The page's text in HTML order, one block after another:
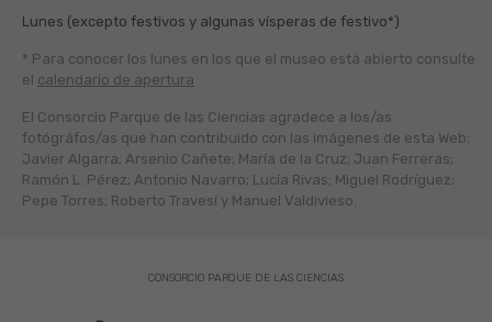
Lunes (excepto festivos y algunas vísperas de festivo*)
* Para conocer los lunes en los que el museo está abierto consulte
el calendario de apertura
El Consorcio Parque de las Ciencias agradece a los/as
fotógráfos/as que han contribuido con las imágenes de esta Web:
Javier Algarra; Arsenio Cañete; María de la Cruz; Juan Ferreras;
Ramón L. Pérez; Antonio Navarro; Lucía Rivas; Miguel Rodríguez;
Pepe Torres; Roberto Travesí y Manuel Valdivieso.
CONSORCIO PARQUE DE LAS CIENCIAS